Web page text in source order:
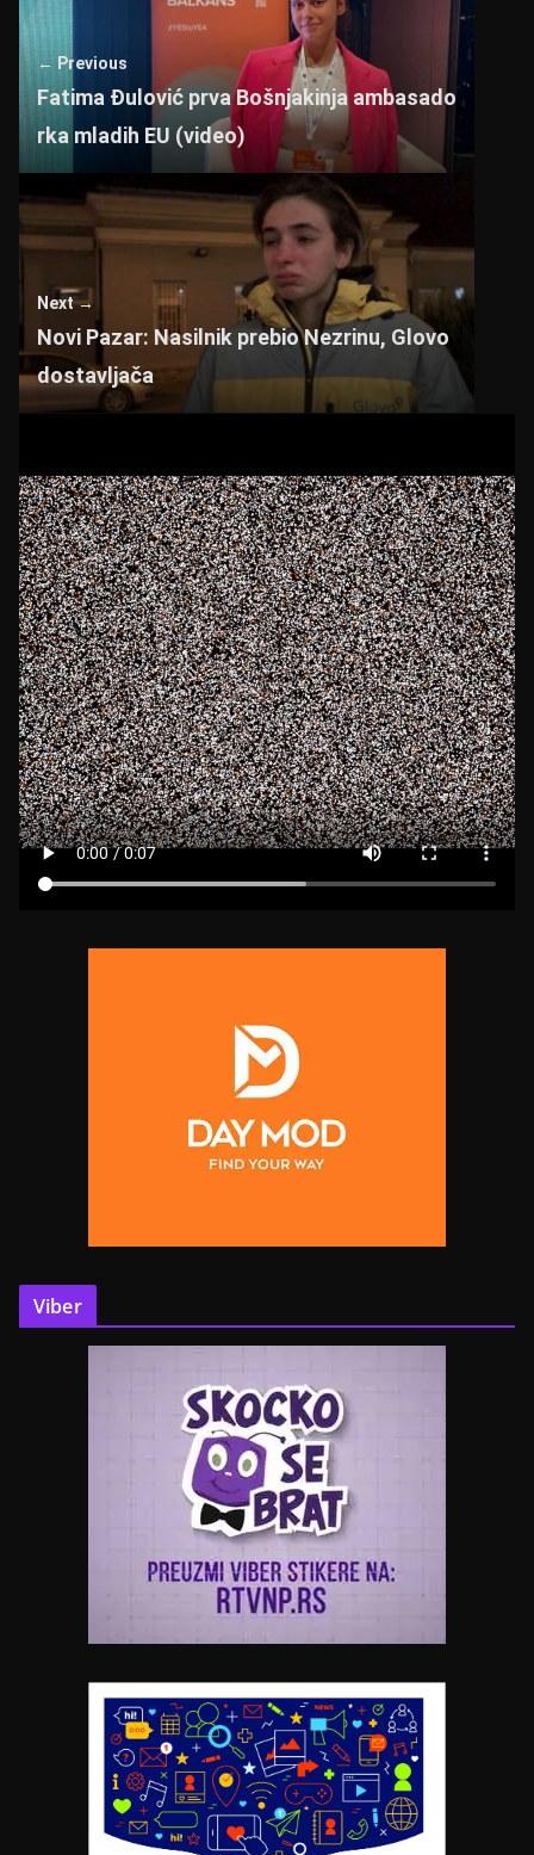
p
p
o
o
k
← Previous
Fatima Đulović prva Bošnjakinja ambasado
rka mladih EU (video)
Next →
Novi Pazar: Nasilnik prebio Nezrinu, Glovo
dostavljača
Viber